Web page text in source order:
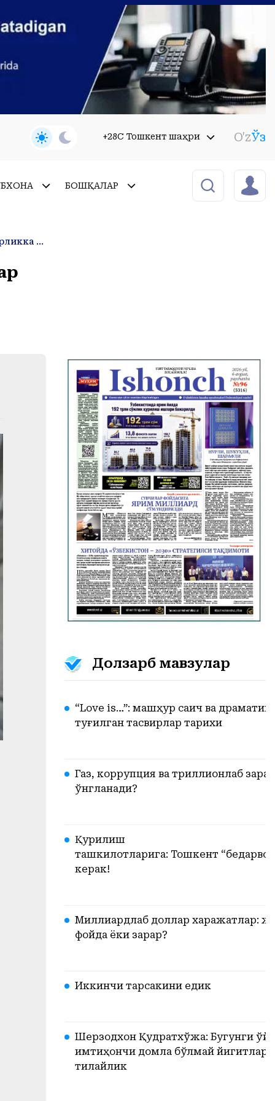
+28C Тошкент шаҳри O'zЎз
БОШҚАЛАР
Эндиликда Россияда тиббий кўрикдан ўтмаган чет элликлар жавобгарликка тортилади
Долзарб мавзулар
“Love is…”: машҳур сақич ва
туғилган тасвирлар тарихи
Газ, коррупция ва триллионлаб
ўнгланади?
Қурилиш
ташкилотларига: Тошкент
керак!
Миллиардлаб доллар харажатлар:
фойда ёки зарар?
Иккинчи тарсакини едик
Шерзодхон Қудратхўжа: Бугунги
имтиҳончи домла бўлмай
тилайлик